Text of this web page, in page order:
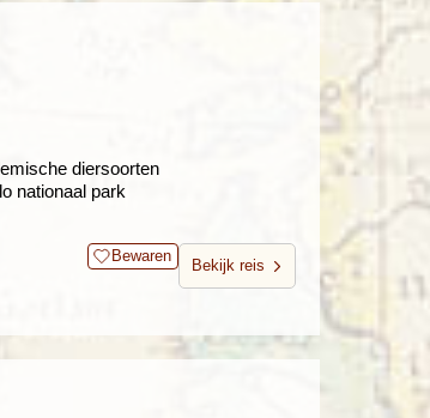
diersoorten
nationaal park
Bewaren
Bekijk reis